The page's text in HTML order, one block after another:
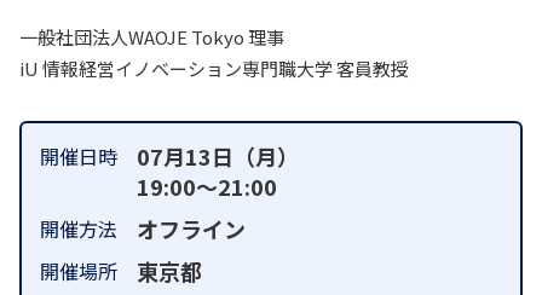
一般社団法人WAOJE Tokyo 理事
iU 情報経営イノベーション専門職大学 客員教授
開催日時
07月13日（月）
19:00～21:00
開催方法 オフライン
開催場所 東京都